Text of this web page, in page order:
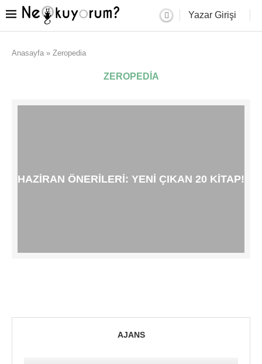
Yazar Girişi
Anasayfa » Zeropedia
ZEROPEDIA
HAZIRAN ÖNERILERI: YENI ÇIKAN 20 KITAP!
AJANS